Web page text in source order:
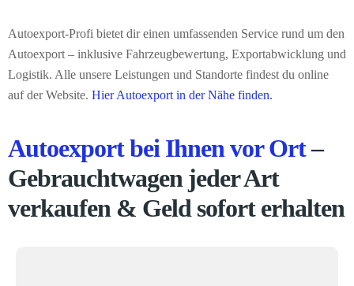
Autoexport-Profi bietet dir einen umfassenden Service rund um den
Autoexport – inklusive Fahrzeugbewertung, Exportabwicklung und
Logistik. Alle unsere Leistungen und Standorte findest du online
auf der Website. Hier Autoexport in der Nähe finden.
Autoexport bei Ihnen vor Ort–
Gebrauchtwagen jeder Art
verkaufen & Geld sofort erhalten